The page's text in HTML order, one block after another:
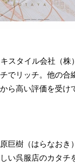
スタイル会社（株
でリッチ。他の合
ら高い評価を受け
巨樹（はらなおき
い呉服店のカタチ